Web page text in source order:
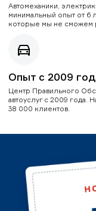
Автомеханики,
минимальный опыт от 6
которые мы не сможем
Опыт с 2009
Центр Правильного
автоуслуг с 2009 года.
38 000 клиентов.